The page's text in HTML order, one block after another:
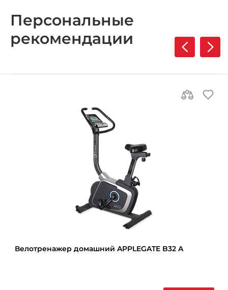
Персональные
рекомендации
Велотренажер домашний APPLEGATE B32 A